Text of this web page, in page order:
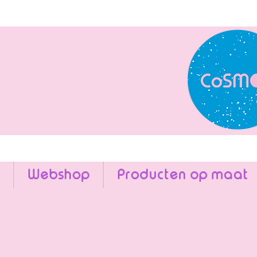
Webshop Producten op maat